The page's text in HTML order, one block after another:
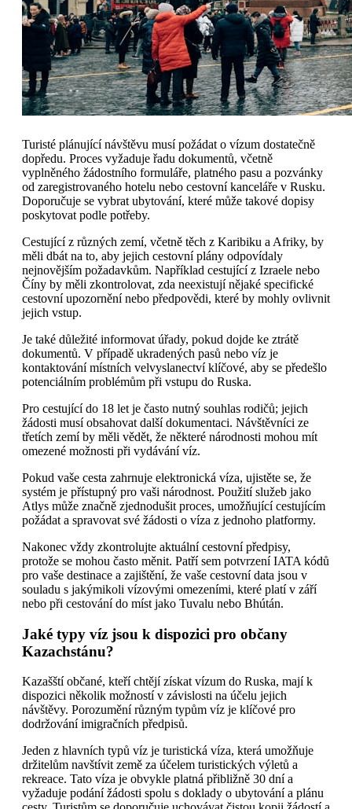
Turisté plánující návštěvu musí požádat o vízum dostatečně
dopředu. Proces vyžaduje řadu dokumentů, včetně
vyplněného žádostního formuláře, platného pasu a pozvánky
od zaregistrovaného hotelu nebo cestovní kanceláře v Rusku.
Doporučuje se vybrat ubytování, které může takové dopisy
poskytovat podle potřeby.
Cestující z různých zemí, včetně těch z Karibiku a Afriky, by
měli dbát na to, aby jejich cestovní plány odpovídaly
nejnovějším požadavkům. Například cestující z Izraele nebo
Číny by měli zkontrolovat, zda neexistují nějaké specifické
cestovní upozornění nebo předpovědi, které by mohly ovlivnit
jejich vstup.
Je také důležité informovat úřady, pokud dojde ke ztrátě
dokumentů. V případě ukradených pasů nebo víz je
kontaktování místních velvyslanectví klíčové, aby se předešlo
potenciálním problémům při vstupu do Ruska.
Pro cestující do 18 let je často nutný souhlas rodičů; jejich
žádosti musí obsahovat další dokumentaci. Návštěvníci ze
třetích zemí by měli vědět, že některé národnosti mohou mít
omezené možnosti při vydávání víz.
Pokud vaše cesta zahrnuje elektronická víza, ujistěte se, že
systém je přístupný pro vaši národnost. Použití služeb jako
Atlys může značně zjednodušit proces, umožňující cestujícím
požádat a spravovat své žádosti o víza z jednoho platformy.
Nakonec vždy zkontrolujte aktuální cestovní předpisy,
protože se mohou často měnit. Patří sem potvrzení IATA kódů
pro vaše destinace a zajištění, že vaše cestovní data jsou v
souladu s jakýmikoli vízovými omezeními, které platí v září
nebo při cestování do míst jako Tuvalu nebo Bhútán.
Jaké typy víz jsou k dispozici pro občany
Kazachstánu?
Kazašští občané, kteří chtějí získat vízum do Ruska, mají k
dispozici několik možností v závislosti na účelu jejich
návštěvy. Porozumění různým typům víz je klíčové pro
dodržování imigračních předpisů.
Jeden z hlavních typů víz je turistická víza, která umožňuje
držitelům navštívit země za účelem turistických výletů a
rekreace. Tato víza je obvykle platná přibližně 30 dní a
vyžaduje podání žádosti spolu s doklady o ubytování a plánu